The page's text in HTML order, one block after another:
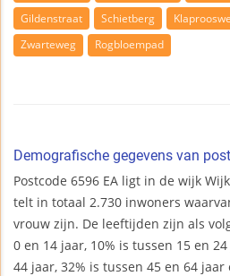
Gildenstraat
Schietberg
Zwarteweg
Rogbloempad
Demografische gegevens van
Postcode 6596 EA ligt in de wijk
telt in totaal 2.730 inwoners
vrouw zijn. De leeftijden zijn als
0 en 14 jaar, 10% is tussen 15 en
44 jaar, 32% is tussen 45 en 64